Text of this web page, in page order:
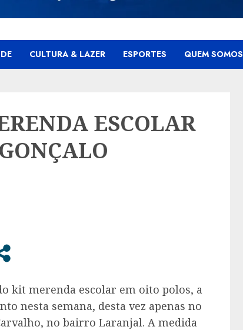
CULTURA & LAZER ESPORTES QUEM SOMOS
ESCOLAR
kit merenda escolar em oito polos, a
nesta semana, desta vez apenas no
no bairro Laranjal. A medida